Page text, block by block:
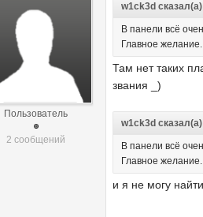
Пользователь
2 сообщений
w1ck3d
В панели всё
Главное желание.
Там нет таких
звания _)
w1ck3d
В панели всё
Главное желание.
и я не могу